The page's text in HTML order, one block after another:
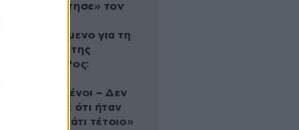
που «υιοθέτησε» τον
κατηγορούμενο για τη
δολοφονία της
Ελίζαμπεθ Ρος:
συντετριμμένοι – Δεν
έδειξε ποτέ ότι ήταν
ικανός για κάτι τέτοιο»